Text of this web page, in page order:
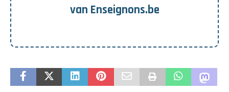
van Enseignons.be